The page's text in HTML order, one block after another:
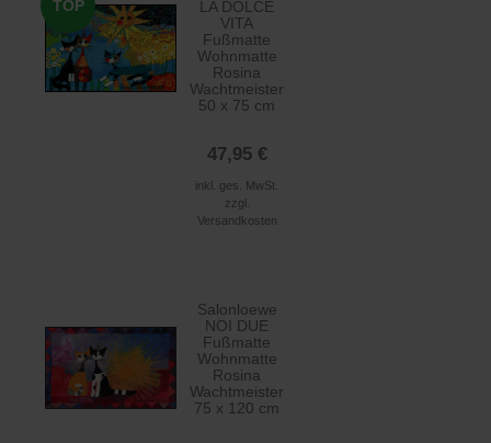
TOP
LA DOLCE
VITA
Fußmatte
Wohnmatte
Rosina
Wachtmeister
50 x 75 cm
47,95 €
inkl. ges. MwSt.
zzgl.
Versandkosten
Salonloewe
NOI DUE
Fußmatte
Wohnmatte
Rosina
Wachtmeister
75 x 120 cm